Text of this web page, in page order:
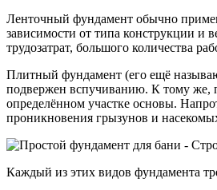
Ленточный фундамент обычно
зависимости от типа конструкции и
трудозатрат, большого количества
Плитный фундамент (его ещё
подвержен вспучиванию. К тому же,
определённом участке основы.
проникновения грызунов и
Каждый из этих видов фундамента